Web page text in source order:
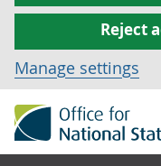
Reject
Manage settings